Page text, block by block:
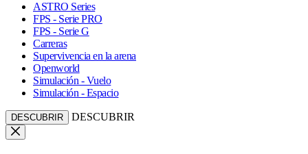
ASTRO Series
FPS - Serie PRO
FPS - Serie G
Carreras
Supervivencia en la arena
Openworld
Simulación - Vuelo
Simulación - Espacio
DESCUBRIR DESCUBRIR